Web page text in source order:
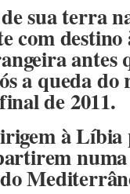
sua terra
com
antes
a queda do
de 2011.
à